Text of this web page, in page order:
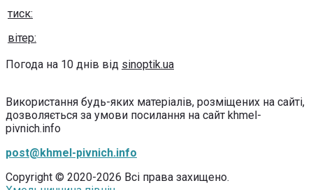
тиск:
вітер:
Погода на 10 днів від sinoptik.ua
Використання будь-яких матеріалів, розміщених на сайті,
дозволяється за умови посилання на сайт khmel-
pivnich.info
post@khmel-pivnich.info
Copyright © 2020-2026 Всі права захищено.